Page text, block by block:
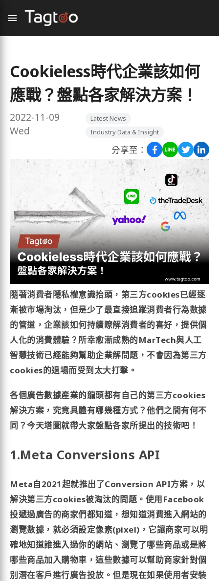
Cookieless時代企業該如何
應戰？盤點各家解決方案！
2022-11-09
Wed
Latest News
Industry Data & Insight
分享至：
隨著消費者隱私權意識抬頭，第三方cookies已經逐
漸被市場淘汰，但是少了最直接追蹤消費者行為數據
的管道，企業該如何持續瞭解消費者的喜好，提供個
人化的消費體驗？所幸愈漸成熟的MarTech與人工
智慧技術已經能夠幫助企業解問題，不會因為第三方
cookies的退場而受到太大打擊。
各個廣告數據產業的龍頭都有自己的第三方cookies
解決方案，究竟具體有哪幾種方式？他們之間有何不
同？今天塔圖就帶大家盤點各家所提出的技術吧！
1.Meta Conversions API
Meta自2021起就推出了Conversion API方案，以
解決第三方cookies被淘汰的問題。使用Facebook
投遞過廣告的商家們都知道，想知道消費進入網站的
瀏覽數據，就必須設定像素(pixel)，它讓商家可以明
確地知道誰進入過你的網站、瀏覽了哪些商品或是將
哪些商品加入購物車，這些數據可以幫助商家針對個
別潛在客戶進行廣告投放。但是現在如果使用者安裝